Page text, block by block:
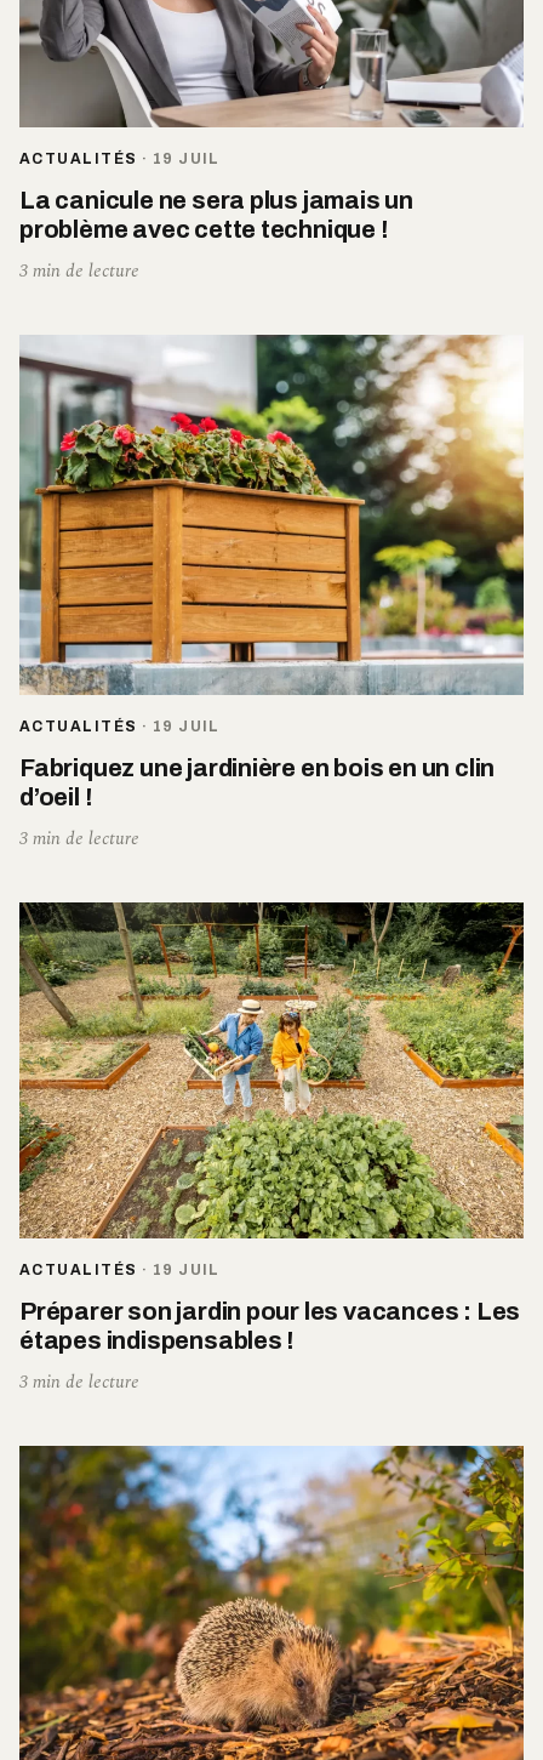
ACTUALITÉS · 19 JUIL
La canicule ne sera plus jamais un
problème avec cette technique !
3 min de lecture
ACTUALITÉS · 19 JUIL
Fabriquez une jardinière en bois en un clin
d’oeil !
3 min de lecture
ACTUALITÉS · 19 JUIL
Préparer son jardin pour les vacances : Les
étapes indispensables !
3 min de lecture